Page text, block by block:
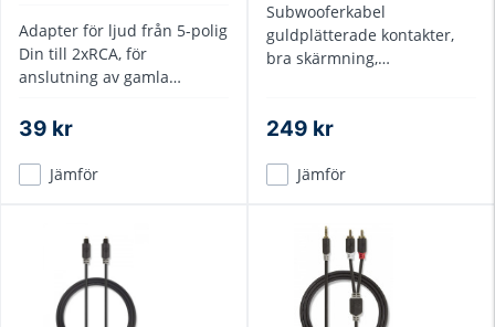
Adapter för ljud från 5-polig
Din till 2xRCA, för
anslutning av gamla
39 kr
Jämför
Subwooferkabel
guldplätterade kontakter,
bra skärmning,
249 kr
Jämför